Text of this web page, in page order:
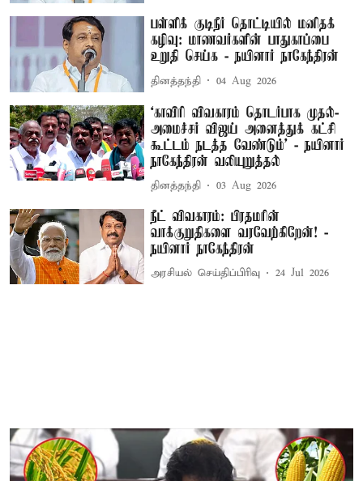
பள்ளிக் குடிநீர் தொட்டியில் மனிதக்
கழிவு: மாணவர்களின் பாதுகாப்பை
உறுதி செய்க - நயினார் நாகேந்திரன்
தினத்தந்தி 04 Aug 2026
‘காவிரி விவகாரம் தொடர்பாக முதல்-
அமைச்சர் விஜய் அனைத்துக் கட்சி
கூட்டம் நடத்த வேண்டும்’ - நயினார்
நாகேந்திரன் வலியுறுத்தல்
தினத்தந்தி 03 Aug 2026
நீட் விவகாரம்: பிரதமரின்
வாக்குறுதிகளை வரவேற்கிறேன்! -
நயினார் நாகேந்திரன்
அரசியல் செய்திப்பிரிவு 24 Jul 2026